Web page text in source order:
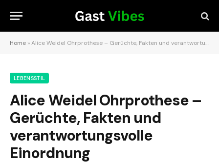
Home »Alice Weidel Ohrprothese – Gerüchte, Fakten und verantwortungsvolle Einordnung
LEBENSSTIL
Alice Weidel Ohrprothese –
Gerüchte, Fakten und
verantwortungsvolle
Einordnung